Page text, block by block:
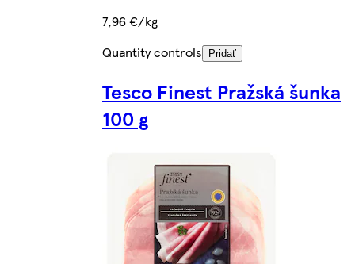
7,96 €/kg
Quantity controls
Pridať
Tesco Finest Pražská šunka
100 g